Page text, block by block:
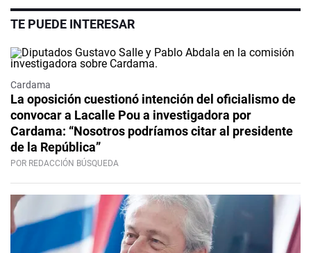
TE PUEDE INTERESAR
Cardama
La oposición cuestionó intención del oficialismo de
convocar a Lacalle Pou a investigadora por
Cardama: “Nosotros podríamos citar al presidente
de la República”
POR REDACCIÓN BÚSQUEDA